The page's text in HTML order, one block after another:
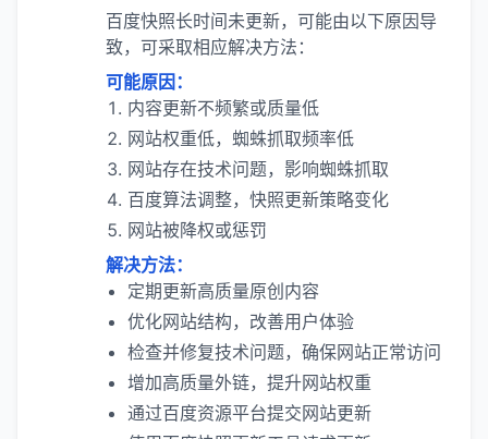
百度快照长时间未更新，可能由以下原因导
致，可采取相应解决方法：
可能原因：
内容更新不频繁或质量低
网站权重低，蜘蛛抓取频率低
网站存在技术问题，影响蜘蛛抓取
百度算法调整，快照更新策略变化
网站被降权或惩罚
解决方法：
定期更新高质量原创内容
优化网站结构，改善用户体验
检查并修复技术问题，确保网站正常访问
增加高质量外链，提升网站权重
通过百度资源平台提交网站更新